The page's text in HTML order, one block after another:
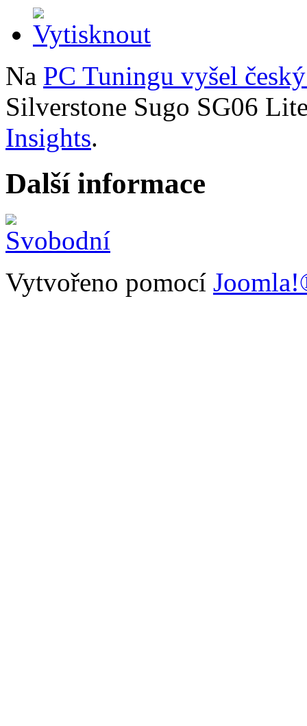
Na PC Tuningu vyšel
Silverstone Sugo SG06
Insights.
Další informace
Vytvořeno pomocí